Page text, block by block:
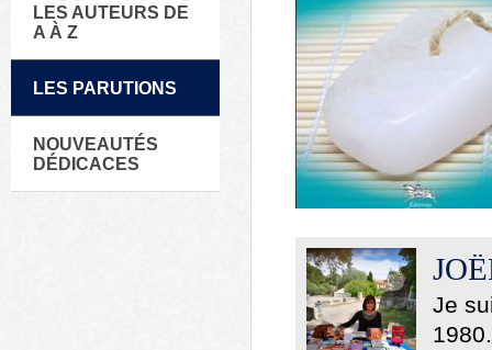
LES AUTEURS DE
A À Z
LES PARUTIONS
NOUVEAUTÉS
DÉDICACES
Je